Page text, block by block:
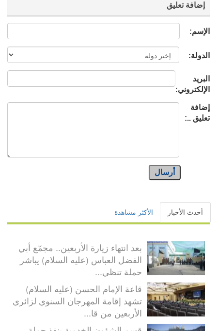
إضافة تعليق
الإسم:
الدولة:
البريد
الإلكتروني:
إضافة
تعليق ..:
أرسال
أحدث الأخبار الأكثر مشاهدة
بعد انتهاء زيارة الأربعين.. مجمّع أبي
الفضل العباس (عليه السلام) يباشر
حملة تنظي...
قاعة الإمام الحسن (عليه السلام)
تشهد إقامة المهرجان السنوي لزائري
الأربعين من قا...